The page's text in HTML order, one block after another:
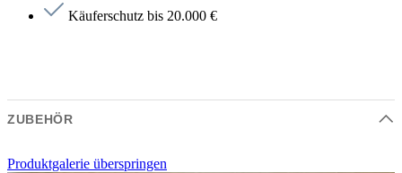
Käuferschutz bis 20.000 €
ZUBEHÖR
Produktgalerie überspringen